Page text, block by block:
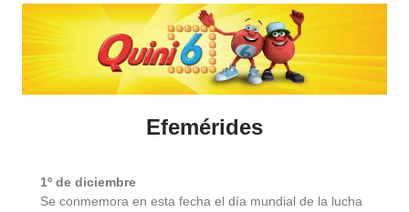
Efemérides
1º de diciembre
Se conmemora en esta fecha el día mundial de la lucha